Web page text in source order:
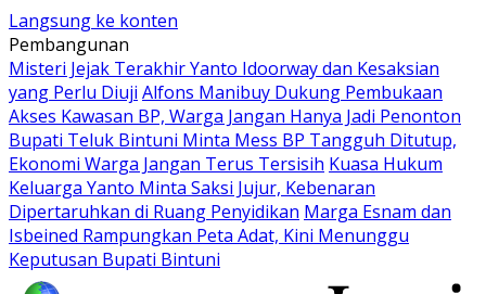
Langsung ke konten
Pembangunan
Misteri Jejak Terakhir Yanto Idoorway dan Kesaksian
yang Perlu Diuji Alfons Manibuy Dukung Pembukaan
Akses Kawasan BP, Warga Jangan Hanya Jadi Penonton
Bupati Teluk Bintuni Minta Mess BP Tangguh Ditutup,
Ekonomi Warga Jangan Terus Tersisih Kuasa Hukum
Keluarga Yanto Minta Saksi Jujur, Kebenaran
Dipertaruhkan di Ruang Penyidikan Marga Esnam dan
Isbeined Rampungkan Peta Adat, Kini Menunggu
Keputusan Bupati Bintuni